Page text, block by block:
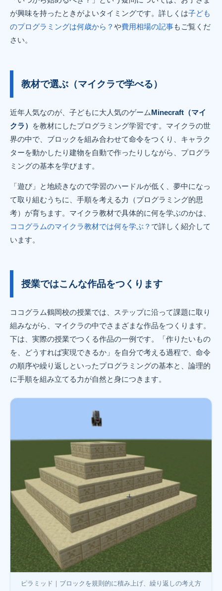
が興味を持ったときがよいタイミングです。詳しくは子ども
のプログラミングは何歳から？ や費用相場の記事もご覧くだ
さい。
教材で選ぶ（マイクラで学べる）
近年人気なのが、子どもに大人気のゲームMinecraft（マイ
クラ）
を教材にしたプログラミング学習です。マイクラの世
界の中で、ブロックを組み合わせて命令をつくり、キャラク
ターを動かしたり建物を自動で作ったりしながら、プログラ
ミングの基本を学びます。
「遊び」と地続きなので学習のハードルが低く、夢中になっ
て取り組むうちに、手順を考える力（プログラミング的思
考）が育ちます。マイクラ教材で具体的に何を学ぶのかは、
ココグラムのマイクラ教材では何を学ぶ？ で詳しく紹介して
います。
授業ではこんな作品をつくります
ココグラム鶴岡校の授業では、ステップに沿って課題に取り
組みながら、マイクラの中でさまざまな作品をつくります。
下は、実際の授業でつくる作品の一例です。「作りたいもの
を、どうすれば実現できるか」を自分で考える過程で、命令
の順序や繰り返しといったプログラミングの基本と、論理的
に手順を組み立てる力が自然と身につきます。
ピラミッド｜ブロックを規則的に積み上げ、繰り返しの考え方